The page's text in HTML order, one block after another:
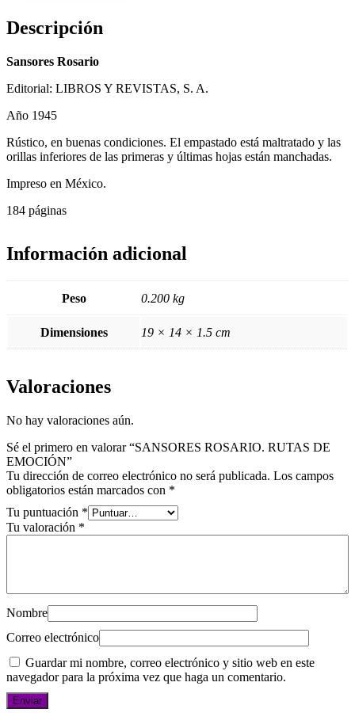
Descripción
Sansores Rosario
Editorial: LIBROS Y REVISTAS, S. A.
Año 1945
Rústico, en buenas condiciones. El empastado está maltratado y las
orillas inferiores de las primeras y últimas hojas están manchadas.
Impreso en México.
184 páginas
Información adicional
Peso 0.200 kg
Dimensiones 19 × 14 × 1.5 cm
Valoraciones
No hay valoraciones aún.
Sé el primero en valorar “SANSORES ROSARIO. RUTAS DE
EMOCIÓN”
Tu dirección de correo electrónico no será publicada. Los campos
obligatorios están marcados con *
Tu puntuación *
Tu valoración *
Nombre
Correo electrónico
Guardar mi nombre, correo electrónico y sitio web en este
navegador para la próxima vez que haga un comentario.